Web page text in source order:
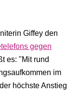
Giffey den
gegen
es: "Mit rund
im
höchste Anstieg